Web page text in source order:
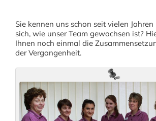
Sie kennen uns schon seit vielen
sich, wie unser Team gewachsen ist?
Ihnen noch einmal die
der Vergangenheit.